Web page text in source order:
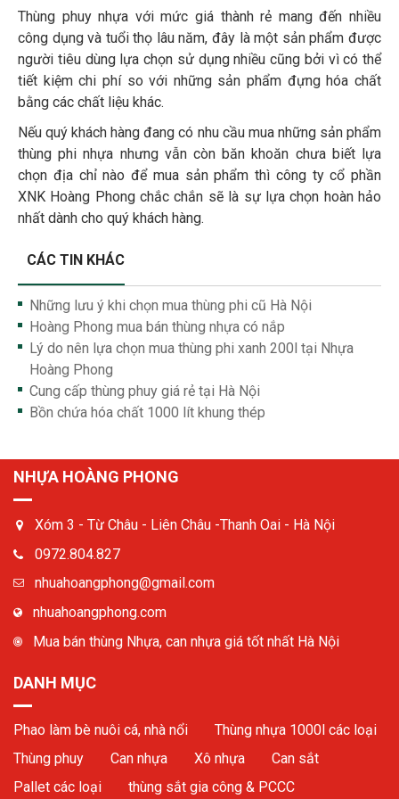
Thùng phuy nhựa với mức giá thành rẻ mang đến nhiều
công dụng và tuổi thọ lâu năm, đây là một sản phẩm được
người tiêu dùng lựa chọn sử dụng nhiều cũng bởi vì có thể
tiết kiệm chi phí so với những sản phẩm đựng hóa chất
bằng các chất liệu khác.
Nếu quý khách hàng đang có nhu cầu mua những sản phẩm
thùng phi nhựa nhưng vẫn còn băn khoăn chưa biết lựa
chọn địa chỉ nào để mua sản phẩm thì công ty cổ phần
XNK Hoàng Phong chắc chắn sẽ là sự lựa chọn hoàn hảo
nhất dành cho quý khách hàng.
CÁC TIN KHÁC
Những lưu ý khi chọn mua thùng phi cũ Hà Nội
Hoàng Phong mua bán thùng nhựa có nắp
Lý do nên lựa chọn mua thùng phi xanh 200l tại Nhựa
Hoàng Phong
Cung cấp thùng phuy giá rẻ tại Hà Nội
Bồn chứa hóa chất 1000 lít khung thép
NHỰA HOÀNG PHONG
Xóm 3 - Từ Châu - Liên Châu -Thanh Oai - Hà Nội
0972.804.827
nhuahoangphong@gmail.com
nhuahoangphong.com
Mua bán thùng Nhựa, can nhựa giá tốt nhất Hà Nội
DANH MỤC
Phao làm bè nuôi cá, nhà nổi
Thùng nhựa 1000l các loại
Thùng phuy
Can nhựa Xô nhựa
Can sắt
Pallet các loại
thùng sắt gia công & PCCC